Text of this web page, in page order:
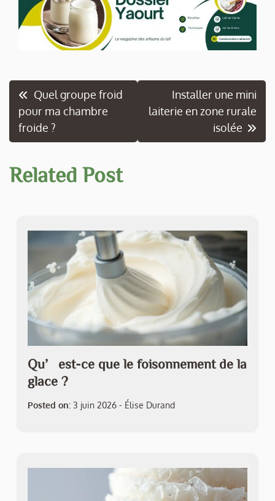
Navigation
de
l’article
Quel groupe froid
pour ma chambre
froide ?
Installer une mini
laiterie en zone rurale
isolée
Related Post
Qu’est-ce que le foisonnement de la
glace ?
Posted on: 3 juin 2026 - Élise Durand